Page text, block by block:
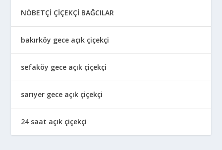
NÖBETÇİ ÇİÇEKÇİ BAĞCILAR
bakırköy gece açık çiçekçi
sefaköy gece açık çiçekçi
sarıyer gece açık çiçekçi
24 saat açık çiçekçi